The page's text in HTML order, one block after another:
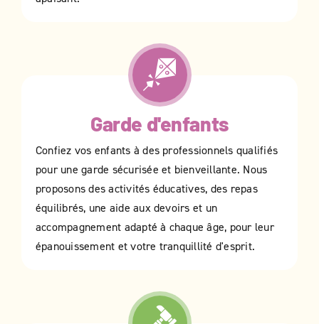
Garde d'enfants
Confiez vos enfants à des professionnels qualifiés
pour une garde sécurisée et bienveillante. Nous
proposons des activités éducatives, des repas
équilibrés, une aide aux devoirs et un
accompagnement adapté à chaque âge, pour leur
épanouissement et votre tranquillité d'esprit.